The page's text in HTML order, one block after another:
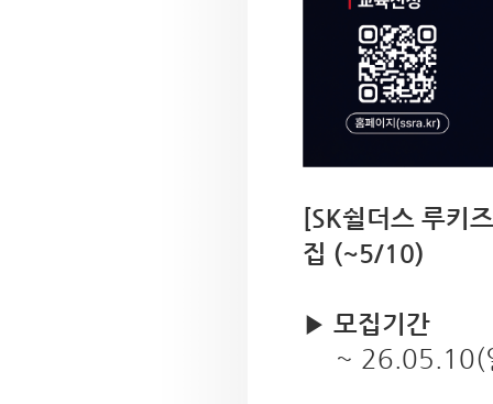
[SK쉴더스 루키
집 (~5/10)
▶️ 모집기간
~ 26.05.10(